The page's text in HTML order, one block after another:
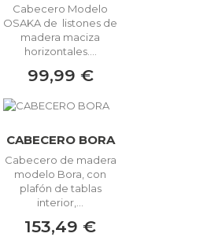
Cabecero Modelo
OSAKA de listones de
madera maciza
horizontales....
99,99 €
CABECERO BORA
Cabecero de madera
modelo Bora, con
plafón de tablas
interior,...
153,49 €